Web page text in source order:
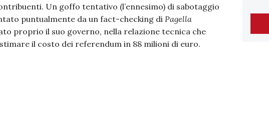
Un goffo tentativo (l’ennesimo) di sabotaggio
puntualmente da un fact-checking di Pagella
proprio il suo governo, nella relazione tecnica che
il costo dei referendum in 88 milioni di euro.